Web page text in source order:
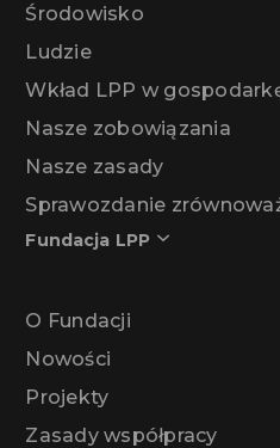
Środowisko
Ludzie
Wkład LPP w
Nasze zobowiązania
Nasze zasady
Sprawozdanie
Fundacja LPP
O Fundacji
Nowości
Projekty
Zasady współpracy